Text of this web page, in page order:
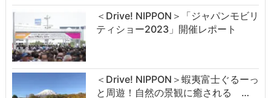
＜Drive! NIPPON＞「ジャパンモビリ
ティショー2023」開催レポート
＜Drive! NIPPON＞蝦夷富士ぐるーっ
と周遊！自然の景観に癒される …